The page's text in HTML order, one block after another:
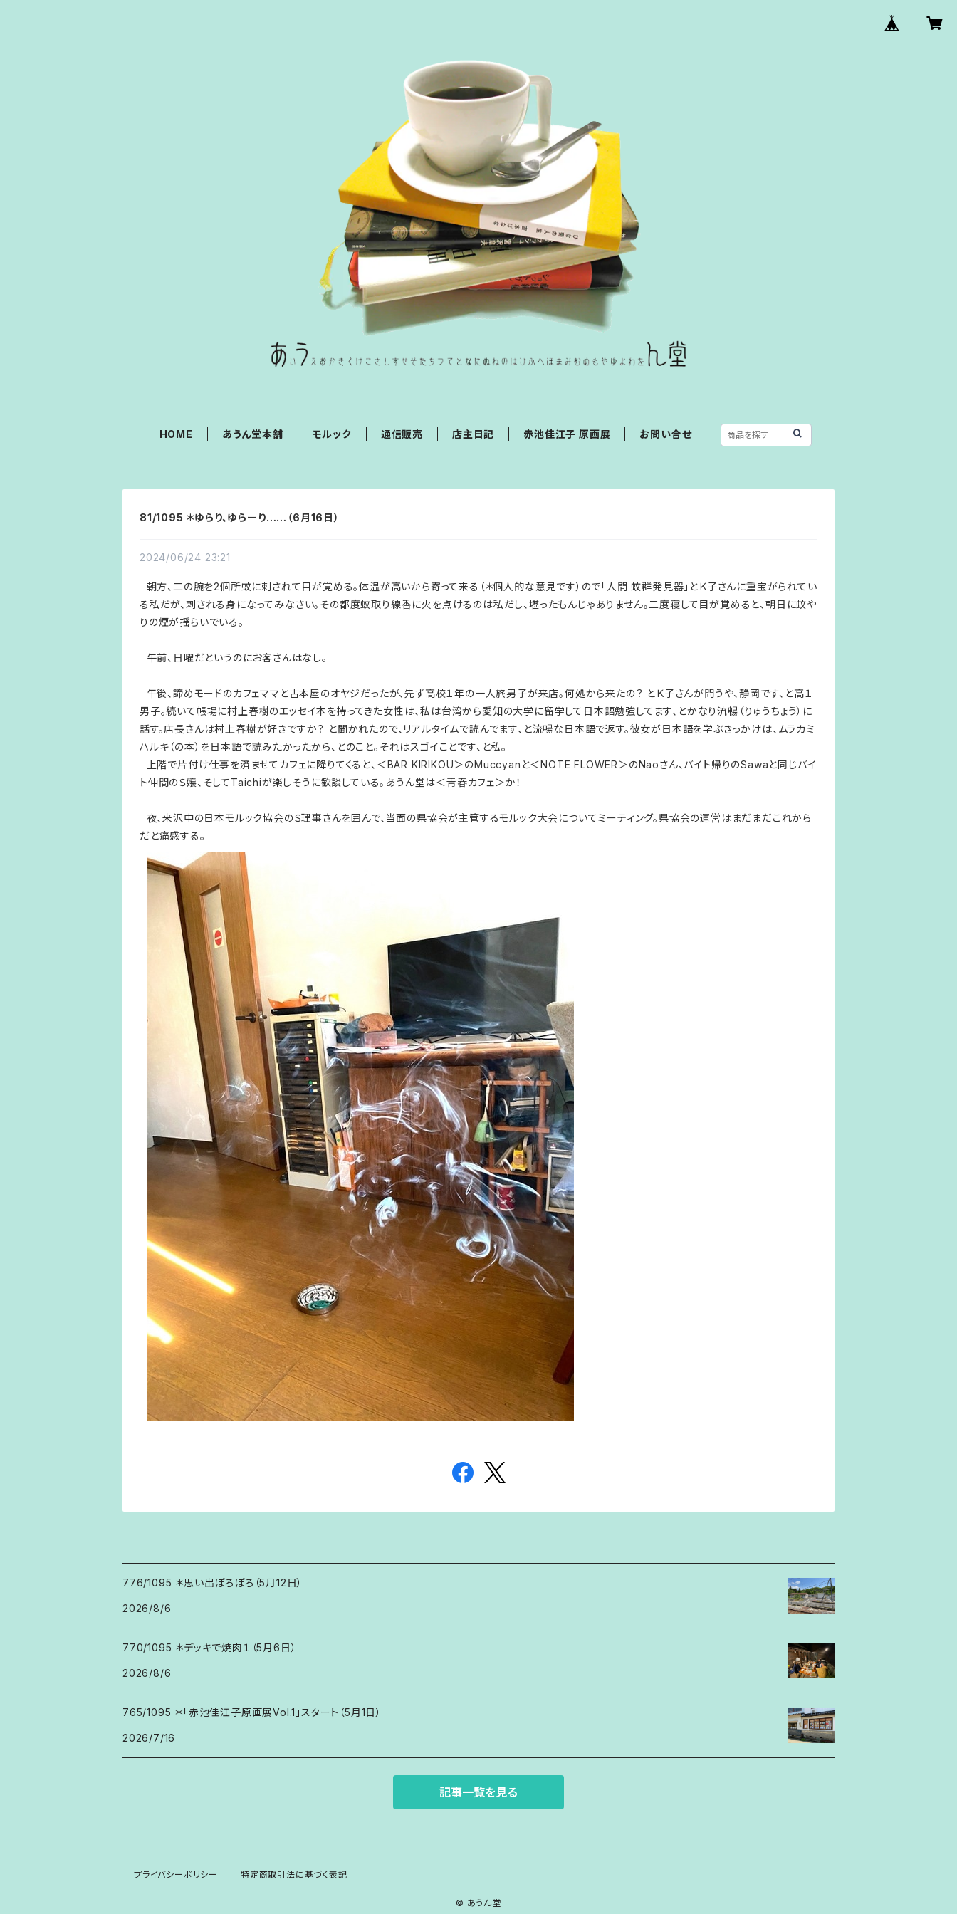
HOME あうん堂本舗 モルック 通信販売 店主日記 赤池佳江子 原画展 お問い合せ
81/1095 ＊ゆらり、ゆらーり……（6月16日）
2024/06/24 23:21
朝方、二の腕を2個所蚊に刺されて目が覚める。体温が高いから寄って来る（＊個人的な意見です）ので「人間 蚊群発見器」とＫ子さんに重宝がられてい
る私だが、刺される身になってみなさい。その都度蚊取り線香に火を点けるのは私だし、堪ったもんじゃありません。二度寝して目が覚めると、朝日に蚊や
りの煙が揺らいでいる。
午前、日曜だというのにお客さんはなし。
午後、諦めモードのカフェママと古本屋のオヤジだったが、先ず高校１年の一人旅男子が来店。何処から来たの？ とＫ子さんが問うや、静岡です、と高１
男子。続いて帳場に村上春樹のエッセイ本を持ってきた女性は、私は台湾から愛知の大学に留学して日本語勉強してます、とかなり流暢（りゅうちょう）に
話す。店長さんは村上春樹が好きですか？ と聞かれたので、リアルタイムで読んでます、と流暢な日本語で返す。彼女が日本語を学ぶきっかけは、ムラカミ
ハルキ（の本）を日本語で読みたかったから、とのこと。それはスゴイことです、と私。
上階で片付け仕事を済ませてカフェに降りてくると、＜BAR KIRIKOU＞のMuccyanと＜NOTE FLOWER＞のNaoさん、バイト帰りのSawaと同じバイ
ト仲間のＳ嬢、そしてTaichiが楽しそうに歓談している。あうん堂は＜青春カフェ＞か！
夜、来沢中の日本モルック協会のＳ理事さんを囲んで、当面の県協会が主管するモルック大会についてミーティング。県協会の運営はまだまだこれから
だと痛感する。
776/1095 ＊思い出ぽろぽろ（5月12日）
2026/8/6
770/1095 ＊デッキで焼肉１（5月6日）
2026/8/6
765/1095 ＊「赤池佳江子原画展Vol.1」スタート（5月1日）
2026/7/16
記事一覧を見る
プライバシーポリシー 特定商取引法に基づく表記
© あうん堂